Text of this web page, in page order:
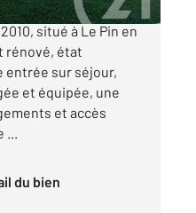
dans une
situé à Le Pin en
rénové, état
entrée sur séjour,
et équipée, une
et accès
...
du bien